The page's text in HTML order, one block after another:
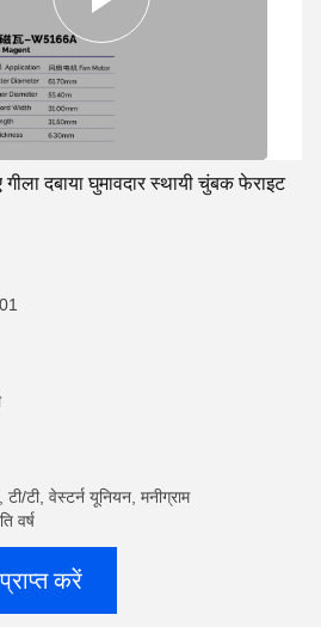
दबाया घुमावदार स्थायी चुंबक फेराइट
टी, वेस्टर्न यूनियन, मनीग्राम
वर्ष
करें